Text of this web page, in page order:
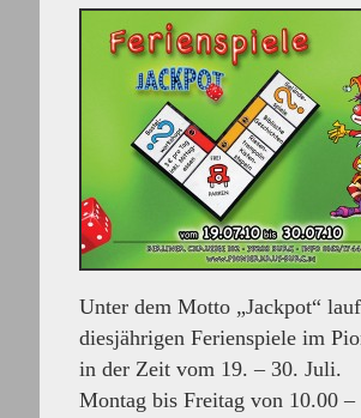
Unter dem Motto „Jackpot“
diesjährigen Ferienspiele im
in der Zeit vom 19. – 30. Juli.
Montag bis Freitag von 10.00